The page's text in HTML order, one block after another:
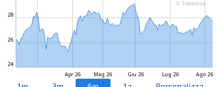
Mag 26 Lug 26
Apr 26 Giu 26 Ago 26
24
26
28
© Teleborsa